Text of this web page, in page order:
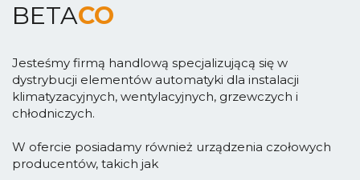
BETACO
Jesteśmy firmą handlową specjalizującą się w
dystrybucji elementów automatyki dla instalacji
klimatyzacyjnych, wentylacyjnych, grzewczych i
chłodniczych.
W ofercie posiadamy również urządzenia czołowych
producentów, takich jak